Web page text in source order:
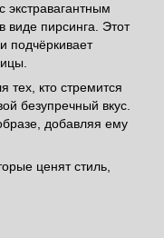
экстравагантным
пирсинга. Этот
подчёркивает
тех, кто стремится
безупречный вкус.
добавляя ему
ценят стиль,